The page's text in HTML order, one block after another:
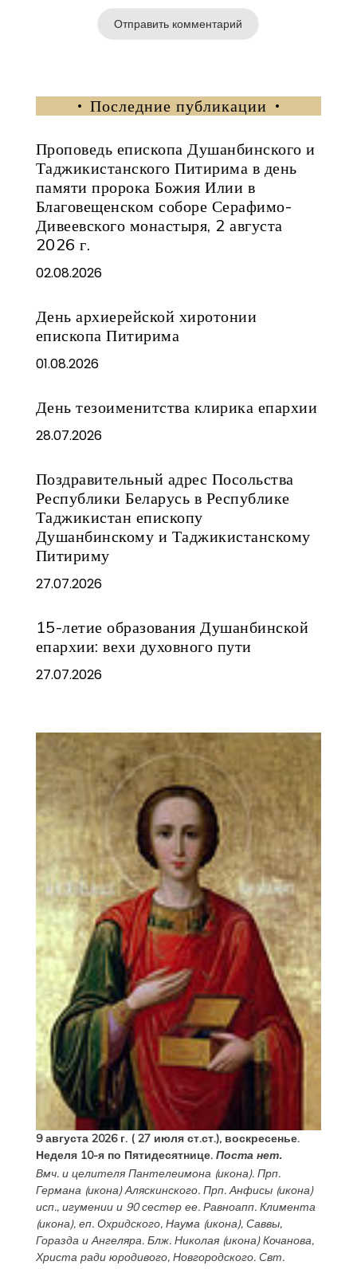
Последние публикации
Проповедь епископа Душанбинского и
Таджикистанского Питирима в день
памяти пророка Божия Илии в
Благовещенском соборе Серафимо-
Дивеевского монастыря, 2 августа
2026 г.
02.08.2026
День архиерейской хиротонии
епископа Питирима
01.08.2026
День тезоименитства клирика епархии
28.07.2026
Поздравительный адрес Посольства
Республики Беларусь в Республике
Таджикистан епископу
Душанбинскому и Таджикистанскому
Питириму
27.07.2026
15-летие образования Душанбинской
епархии: вехи духовного пути
27.07.2026
9 августа 2026 г. ( 27 июля ст.ст.), воскресенье.
Неделя 10-я по Пятидесятнице. Поста нет.
Вмч. и целителя Пантелеимона(икона). Прп.
Германа(икона) Аляскинского. Прп.Анфисы(икона)
исп., игумении и 90 сестер ее. Равноапп. Климента
(икона), еп. Охридского, Наума(икона), Саввы,
ГораздаиАнгеляра. Блж. Николая(икона) Кочанова,
Христа ради юродивого, Новгородского. Свт.